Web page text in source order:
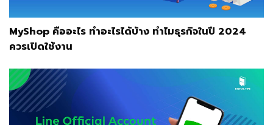
MyShop คืออะไร ทำอะไรได้บ้าง ทำไมธุรกิจในปี 2024
ควรเปิดใช้งาน